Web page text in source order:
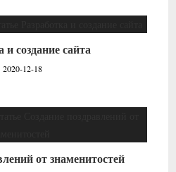
и создание сайта
2020-12-18
от знаменитостей